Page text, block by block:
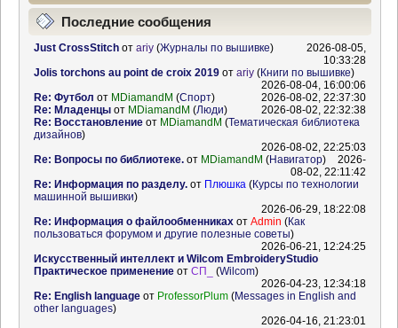
Информационный центр
Последние сообщения
Just CrossStitchот ariy(Журналы по вышивке)
2026-08-05,
10:33:28
Jolis torchons au point de croix 2019от ariy(Книги по вышивке)
2026-08-04, 16:00:06
Re: Футбол от MDiamandM (Спорт)
2026-08-02, 22:37:30
Re: Младенцыот MDiamandM (Люди)
2026-08-02, 22:32:38
Re: Восстановлениеот MDiamandM (Тематическая библиотека
дизайнов)
2026-08-02, 22:25:03
Re: Вопросы по библиотеке.от MDiamandM (Навигатор)
2026-
08-02, 22:11:42
Re: Информация по разделу.от Плюшка (Курсы по технологии
машинной вышивки)
2026-06-29, 18:22:08
Re: Информация о файлообменникахот Admin (Как
пользоваться форумом и другие полезные советы)
2026-06-21, 12:24:25
Искусственный интеллект и Wilcom EmbroideryStudio
Практическое применениеот СП_ (Wilcom)
2026-04-23, 12:34:18
Re: English languageот ProfessorPlum(Messages in English and
other languages)
2026-04-16, 21:23:01